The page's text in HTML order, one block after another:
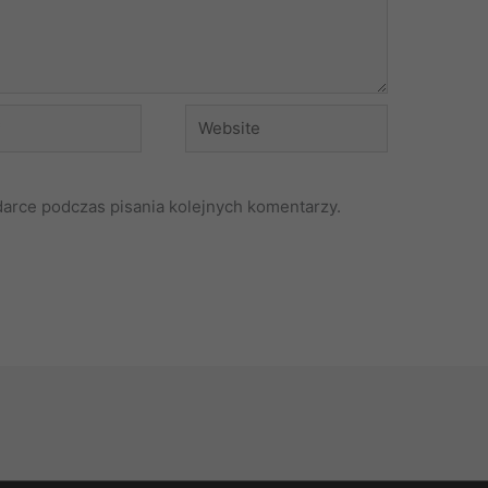
Website
podczas pisania kolejnych komentarzy.